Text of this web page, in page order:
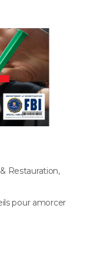
Restauration,
pour amorcer